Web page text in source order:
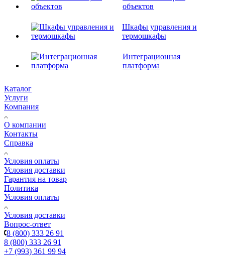
объектов
Шкафы управления и
термошкафы
Интеграционная
платформа
Каталог
Услуги
Компания
О компании
Контакты
Справка
Условия оплаты
Условия доставки
Гарантия на товар
Политика
Условия оплаты
Условия доставки
Вопрос-ответ
8 (800) 333 26 91
8 (800) 333 26 91
+7 (993) 361 99 94